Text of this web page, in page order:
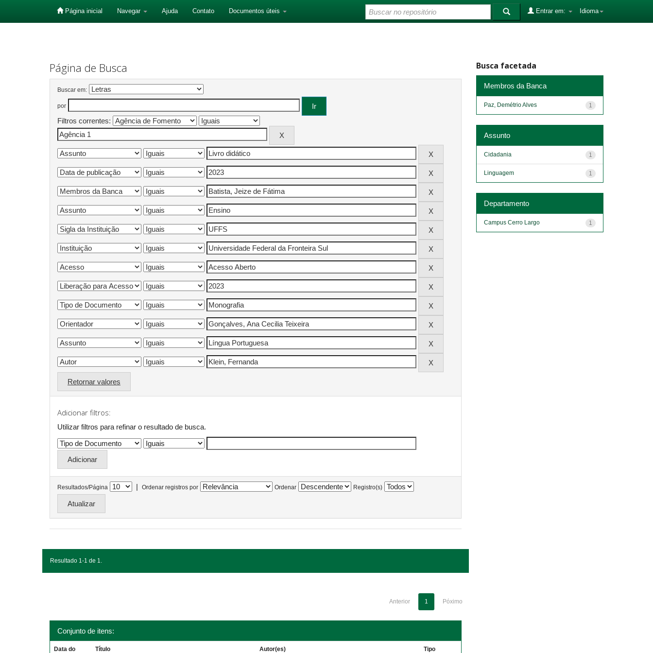
Página inicial Navegar Ajuda Contato Documentos úteis Idioma
Entrar em:
Página de Busca
Buscar em:
por
Filtros correntes:
Retornar valores
Adicionar filtros:
Utilizar filtros para refinar o resultado de busca.
Resultados/Página | Ordenar registros por Ordenar Registro(s)
Resultado 1-1 de 1.
Anterior 1 Póximo
Conjunto de itens:
Data do Título Autor(es) Tipo
Busca facetada
Membros da Banca
1
Paz, Demétrio Alves
Assunto
1
Cidadania
1
Linguagem
Departamento
1
Campus Cerro Largo